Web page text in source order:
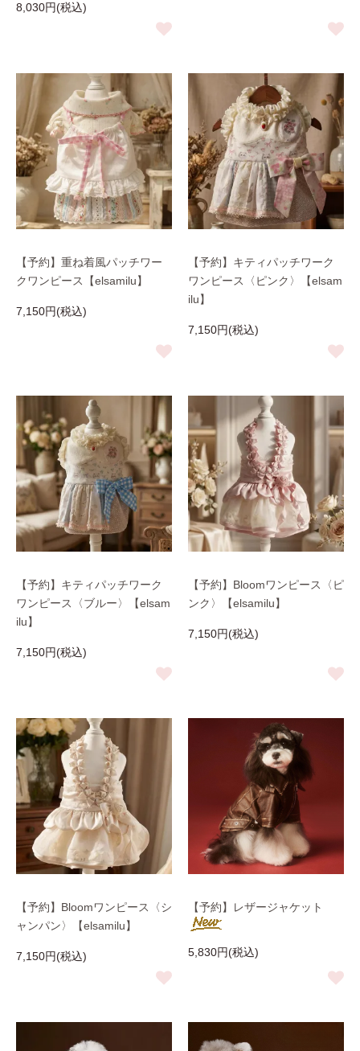
8,030円(税込)
【予約】重ね着風パッチワー
クワンピース【elsamilu】
7,150円(税込)
【予約】キティパッチワーク
ワンピース〈ピンク〉【elsam
ilu】
7,150円(税込)
【予約】キティパッチワーク
ワンピース〈ブルー〉【elsam
ilu】
7,150円(税込)
【予約】Bloomワンピース〈ピ
ンク〉【elsamilu】
7,150円(税込)
【予約】Bloomワンピース〈シ
ャンパン〉【elsamilu】
7,150円(税込)
【予約】レザージャケット
5,830円(税込)